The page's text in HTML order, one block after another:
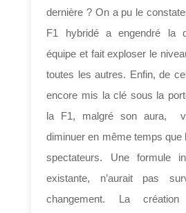
dernière ? On a pu le
F1 hybridé a engendré la
équipe et fait exploser le
toutes les autres. Enfin, de
encore mis la clé sous la
la F1, malgré son aura,
diminuer en même temps que
spectateurs. Une formule
existante, n’aurait pas
changement. La création